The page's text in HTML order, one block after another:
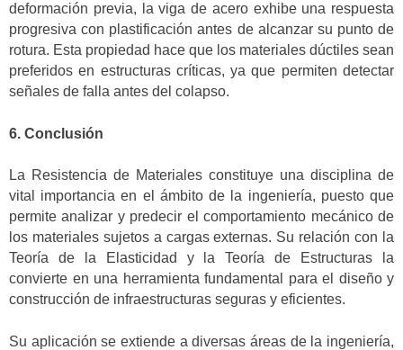
deformación previa, la viga de acero exhibe una respuesta
progresiva con plastificación antes de alcanzar su punto de
rotura. Esta propiedad hace que los materiales dúctiles sean
preferidos en estructuras críticas, ya que permiten detectar
señales de falla antes del colapso.
6. Conclusión
La Resistencia de Materiales constituye una disciplina de
vital importancia en el ámbito de la ingeniería, puesto que
permite analizar y predecir el comportamiento mecánico de
los materiales sujetos a cargas externas. Su relación con la
Teoría de la Elasticidad y la Teoría de Estructuras la
convierte en una herramienta fundamental para el diseño y
construcción de infraestructuras seguras y eficientes.
Su aplicación se extiende a diversas áreas de la ingeniería,